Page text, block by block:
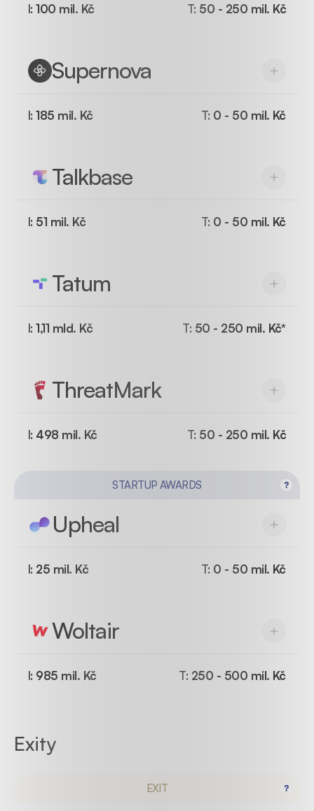
I:100 mil. Kč T: 50 - 250 mil. Kč
Supernova
I:185 mil. Kč T: 0 - 50 mil. Kč
Talkbase
I: 51 mil. Kč T: 0 - 50 mil. Kč
Tatum
I:1,11 mld. Kč T: 50 - 250 mil. Kč*
ThreatMark
I: 498 mil. Kč T: 50 - 250 mil. Kč
Upheal
STARTUP AWARDS
I: 25 mil. Kč T: 0 - 50 mil. Kč
Woltair
I: 985 mil. Kč T: 250 - 500 mil. Kč
Exity
EXIT